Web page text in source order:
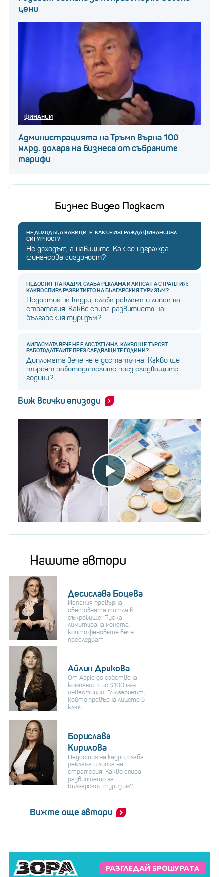
цени
ФИНАНСИ
Администрацията на Тръмп върна 100
млрд. долара на бизнеса от събраните
тарифи
Бизнес Видео Подкаст
НЕ ДОХОДЪТ, А НАВИЦИТЕ: КАК СЕ ИЗГРАЖДА ФИНАНСОВА
СИГУРНОСТ?
Не доходът, а навиците: Как се изгражда
финансова сигурност?
НЕДОСТИГ НА КАДРИ, СЛАБА РЕКЛАМА И ЛИПСА НА СТРАТЕГИЯ:
КАКВО СПИРА РАЗВИТИЕТО НА БЪЛГАРСКИЯ ТУРИЗЪМ?
Недостиг на кадри, слаба реклама и липса на
стратегия: Какво спира развитието на
българския туризъм?
ДИПЛОМАТА ВЕЧЕ НЕ Е ДОСТАТЪЧНА: КАКВО ЩЕ ТЪРСЯТ
РАБОТОДАТЕЛИТЕ ПРЕЗ СЛЕДВАЩИТЕ ГОДИНИ?
Дипломата вече не е достатъчна: Какво ще
търсят работодателите през следващите
години?
Виж всички епизоди
Нашите автори
Десислава Боцева
Испания превърна
световната титла в
съкровище! Пуска
лимитирана монета,
която феновете вече
преследват
Айлин Дрикова
От Apple до собствена
компания със $100 млн.
инвестиции: Българинът,
който превърна лицето в
ключ
Борислава
Кирилова
Недостиг на кадри, слаба
реклама и липса на
стратегия: Какво спира
развитието на
българския туризъм?
Вижте още автори
РАЗГЛЕДАЙ БРОШУРАТА